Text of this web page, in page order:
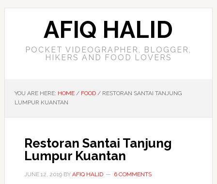
AFIQ HALID
POCKET VIDEOGRAPHER, BLOGGER,
HIKERS AND FOOD LOVERS
YOU ARE HERE: HOME / FOOD /RESTORAN SANTAI TANJUNG
LUMPUR KUANTAN
Restoran Santai Tanjung
Lumpur Kuantan
JUNE 12, 2019BY AFIQ HALID 6 COMMENTS